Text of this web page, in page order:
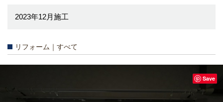
2023年12月施工
リフォーム｜すべて
Save